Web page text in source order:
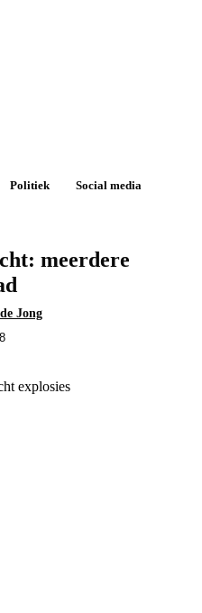
Politiek Social media
meerdere
Jong